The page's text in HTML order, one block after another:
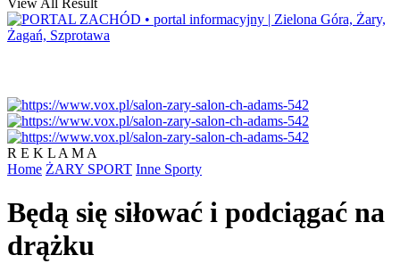
View All Result
R E K L A M A
Home ŻARY SPORT Inne Sporty
Będą się siłować i podciągać na
drążku